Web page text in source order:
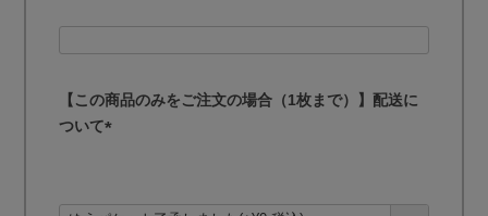
【この商品のみをご注文の場合（1枚まで）】配送に
ついて
須